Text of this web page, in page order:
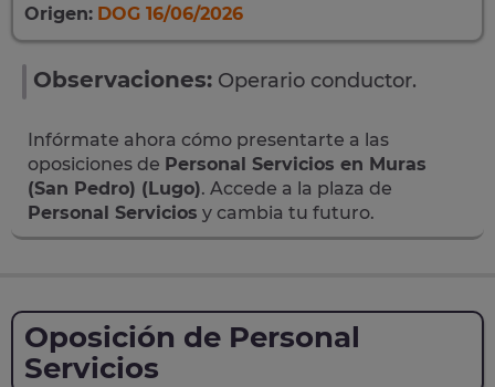
Origen: DOG 16/06/2026
Observaciones: Operario conductor.
Infórmate ahora cómo presentarte a las
oposiciones de Personal Servicios en Muras
(San Pedro) (Lugo). Accede a la plaza de
Personal Servicios y cambia tu futuro.
Oposición de Personal
Servicios